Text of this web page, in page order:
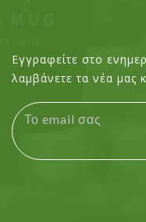
Εγγραφείτε στο
λαμβάνετε τα νέα μας